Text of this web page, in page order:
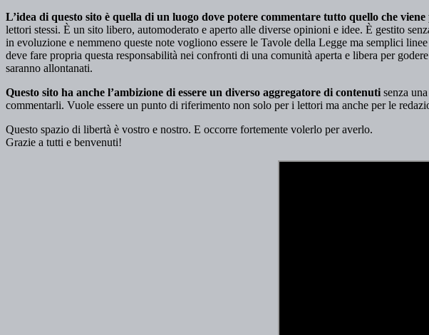
L’idea di questo sito è quella di un luogo dove potere commentare tutto quello che
lettori stessi. È un sito libero, automoderato e aperto alle diverse opinioni e idee. È gestito
in evoluzione e nemmeno queste note vogliono essere le Tavole della Legge ma semplici
deve fare propria questa responsabilità nei confronti di una comunità aperta e libera per
saranno allontanati.
Questo sito ha anche l’ambizione di essere un diverso aggregatore di contenuti senza
commentarli. Vuole essere un punto di riferimento non solo per i lettori ma anche per le
Questo spazio di libertà è vostro e nostro. E occorre fortemente volerlo per averlo.
Grazie a tutti e benvenuti!